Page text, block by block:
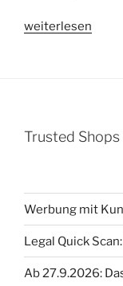
„Abmahnung
wegen
Werbung
für
Bernsteinketten“
weiterlesen
Trusted
Werbung mit
Legal Quick
Ab 27.9.2026: